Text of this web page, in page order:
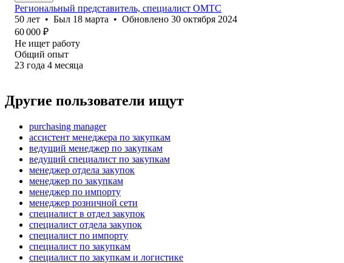
Региональный представитель, специалист ОМТС
50 лет • Был 18 марта • Обновлено 30 октября 2024
60 000 ₽
Не ищет работу
Общий опыт
23 года 4 месяца
Другие пользователи ищут
purchasing manager
ассистент менеджера по закупкам
ведущий менеджер по закупкам
ведущий специалист по закупкам
менеджер отдела закупок
менеджер по закупкам
менеджер по импорту
менеджер розничной сети
специалист в отдел закупок
специалист отдела закупок
специалист по импорту
специалист по закупкам
специалист по закупкам и логистике